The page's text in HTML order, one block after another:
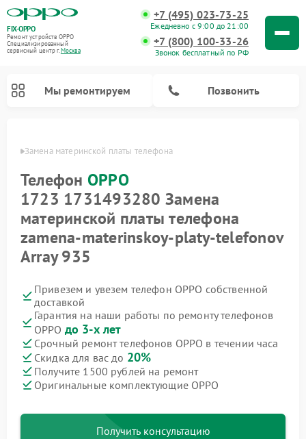
FIX-OPPO
Ремонт устройств OPPO
Специализированный
cервисный центр г.Москва
+7 (495) 023-73-25
Ежедневно с 9:00 до 21:00
+7 (800) 100-33-26
Звонок бесплатный по РФ
Мы ремонтируем Позвонить
Замена материнской платы телефона
Телефон OPPO
1723 1731493280 Замена
материнской платы телефона
zamena-materinskoy-platy-telefonov
Array 935
Привезем и увезем телефон OPPO собственной
доставкой
Гарантия на наши работы по ремонту телефонов
OPPO до 3-х лет
Срочный ремонт телефонов OPPO в течении часа
Скидка для вас до 20%
Получите 1500 рублей на ремонт
Оригинальные комплектующие OPPO
Получить консультацию